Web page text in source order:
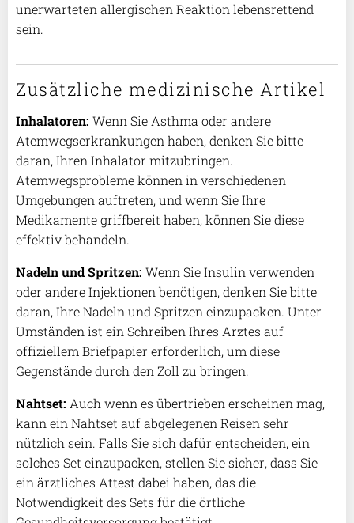
unerwarteten allergischen Reaktion lebensrettend
sein.
Zusätzliche medizinische Artikel
Inhalatoren: Wenn Sie Asthma oder andere
Atemwegserkrankungen haben, denken Sie bitte
daran, Ihren Inhalator mitzubringen.
Atemwegsprobleme können in verschiedenen
Umgebungen auftreten, und wenn Sie Ihre
Medikamente griffbereit haben, können Sie diese
effektiv behandeln.
Nadeln und Spritzen: Wenn Sie Insulin verwenden
oder andere Injektionen benötigen, denken Sie bitte
daran, Ihre Nadeln und Spritzen einzupacken. Unter
Umständen ist ein Schreiben Ihres Arztes auf
offiziellem Briefpapier erforderlich, um diese
Gegenstände durch den Zoll zu bringen.
Nahtset: Auch wenn es übertrieben erscheinen mag,
kann ein Nahtset auf abgelegenen Reisen sehr
nützlich sein. Falls Sie sich dafür entscheiden, ein
solches Set einzupacken, stellen Sie sicher, dass Sie
ein ärztliches Attest dabei haben, das die
Notwendigkeit des Sets für die örtliche